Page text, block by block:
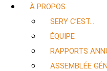
À PROPOS
SERY C’EST…
ÉQUIPE
RAPPORTS
ASSEMBLÉE